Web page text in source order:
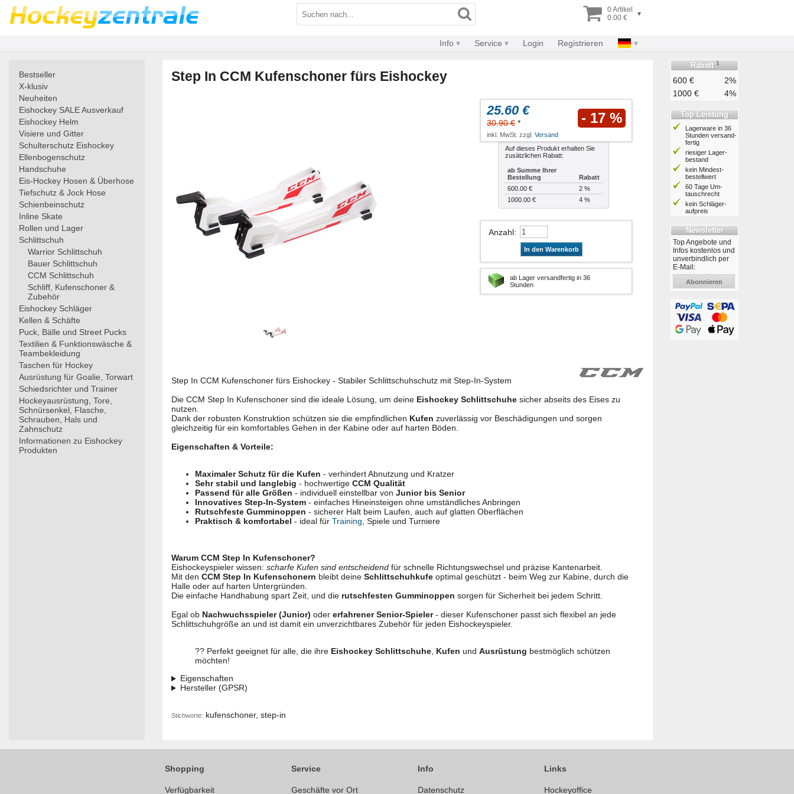
0 Artikel
0.00 €
▾
Info Service Login Registrieren
Bestseller
X-klusiv
Neuheiten
Eishockey SALE Ausverkauf
Eishockey Helm
Visiere und Gitter
Schulterschutz Eishockey
Ellenbogenschutz
Handschuhe
Eis-Hockey Hosen & Überhose
Tiefschutz & Jock Hose
Schienbeinschutz
Inline Skate
Rollen und Lager
Schlittschuh
Warrior Schlittschuh
Bauer Schlittschuh
CCM Schlittschuh
Schliff, Kufenschoner &
Zubehör
Eishockey Schläger
Kellen & Schäfte
Puck, Bälle und Street Pucks
Textilien & Funktionswäsche &
Teambekleidung
Taschen für Hockey
Ausrüstung für Goalie, Torwart
Schiedsrichter und Trainer
Hockeyausrüstung, Tore,
Schnürsenkel, Flasche,
Schrauben, Hals und
Zahnschutz
Informationen zu Eishockey
Produkten
Step In CCM Kufenschoner fürs Eishockey
25.60 €
30.90 € * - 17 %
inkl. MwSt. zzgl. Versand
Auf dieses Produkt erhalten Sie
zusätzlichen Rabatt:
ab Summe Ihrer
Bestellung
Rabatt
600.00 €
2 %
1000.00 €
4 %
Anzahl:
In den Warenkorb
ab Lager versandfertig in 36
Stunden
Step In CCM Kufenschoner fürs Eishockey - Stabiler Schlittschuhschutz mit Step-In-System
Die CCM Step In Kufenschoner sind die ideale Lösung, um deine Eishockey Schlittschuhe sicher abseits des Eises zu
nutzen.
Dank der robusten Konstruktion schützen sie die empfindlichen Kufen zuverlässig vor Beschädigungen und sorgen
gleichzeitig für ein komfortables Gehen in der Kabine oder auf harten Böden.
Eigenschaften & Vorteile:
Maximaler Schutz für die Kufen - verhindert Abnutzung und Kratzer
Sehr stabil und langlebig - hochwertige CCM Qualität
Passend für alle Größen - individuell einstellbar von Junior bis Senior
Innovatives Step-In-System - einfaches Hineinsteigen ohne umständliches Anbringen
Rutschfeste Gumminoppen - sicherer Halt beim Laufen, auch auf glatten Oberflächen
Praktisch & komfortabel - ideal für Training, Spiele und Turniere
Warum CCM Step In Kufenschoner?
Eishockeyspieler wissen: scharfe Kufen sind entscheidend für schnelle Richtungswechsel und präzise Kantenarbeit.
Mit den CCM Step In Kufenschonern bleibt deine Schlittschuhkufe optimal geschützt - beim Weg zur Kabine, durch die
Halle oder auf harten Untergründen.
Die einfache Handhabung spart Zeit, und die rutschfesten Gumminoppen sorgen für Sicherheit bei jedem Schritt.
Egal ob Nachwuchsspieler (Junior) oder erfahrener Senior-Spieler- dieser Kufenschoner passt sich flexibel an jede
Schlittschuhgröße an und ist damit ein unverzichtbares Zubehör für jeden Eishockeyspieler.
?? Perfekt geeignet für alle, die ihre Eishockey Schlittschuhe, Kufen und Ausrüstung bestmöglich schützen
möchten!
Eigenschaften
Hersteller (GPSR)
Stichworte: kufenschoner, step-in
Rabatt 1
600 €
2%
1000 €
4%
Top Leistung
Lagerware in 36
Stunden ver­sand­
fertig
riesiger Lager­
bestand
kein Mindest­
bestell­wert
60 Tage Um­
tausch­recht
kein Schläger­
aufpreis
Newsletter
Top Angebote und
Infos kostenlos und
unverbindlich per
E-Mail:
Abonnieren
Shopping
Verfügbarkeit
Service
Geschäfte vor Ort
Info
Datenschutz
Links
Hockeyoffice